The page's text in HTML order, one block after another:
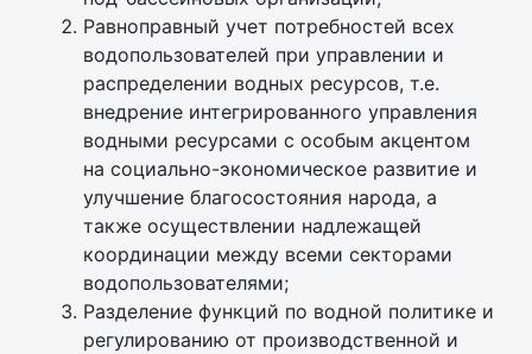
Равноправный учет потребностей всех
водопользователей при управлении и
распределении водных ресурсов, т.е.
внедрение интегрированного управления
водными ресурсами с особым акцентом
на социально-экономическое развитие и
улучшение благосостояния народа, а
также осуществлении надлежащей
координации между всеми секторами
водопользователями;
Разделение функций по водной политике и
регулированию от производственной и